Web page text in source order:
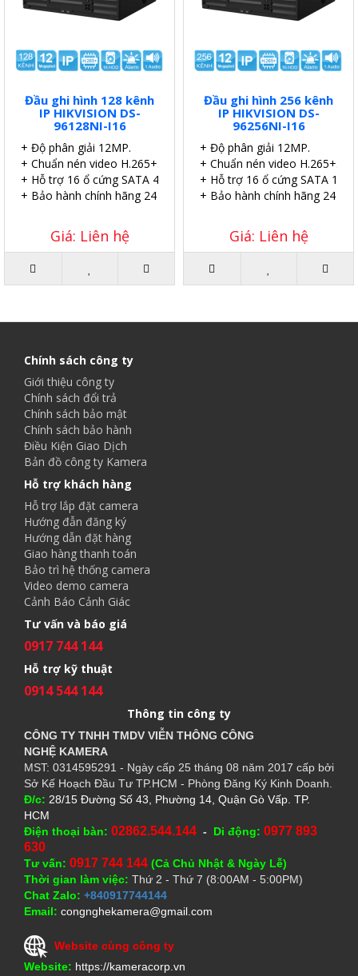
Đầu ghi hình 128 kênh
IP HIKVISION DS-
96128NI-I16
+ Độ phân giải 12MP.
+ Chuẩn nén video H.265+.
+ Hỗ trợ 16 ổ cứng SATA 4TB.
+ Bảo hành chính hãng 24 tháng.
Giá: Liên hệ
Đầu ghi hình 256 kênh
IP HIKVISION DS-
96256NI-I16
+ Độ phân giải 12MP.
+ Chuẩn nén video H.265+.
+ Hỗ trợ 16 ổ cứng SATA
+ Bảo hành chính hãng 24
Giá: Liên hệ
Chính sách công ty
Giới thiệu công ty
Chính sách đổi trả
Chính sách bảo mật
Chính sách bảo hành
Điều Kiện Giao Dịch
Bản đồ công ty Kamera
Hỗ trợ khách hàng
Hỗ trợ lắp đặt camera
Hướng đẫn đăng ký
Hướng dẫn đặt hàng
Giao hàng thanh toán
Bảo trì hệ thống camera
Video demo camera
Cảnh Báo Cảnh Giác
Tư vấn và báo giá
0917 744 144
Hỗ trợ kỹ thuật
0914 544 144
Thông tin công ty
CÔNG TY TNHH TMDV VIỄN THÔNG CÔNG
NGHỆ KAMERA
MST: 0314595291 - Ngày cấp 25 tháng 08 năm 2017 cấp bởi
Sở Kế Hoạch Đầu Tư TP.HCM - Phòng Đăng Ký Kinh Doanh.
Đ/c: 28/15 Đường Số 43, Phường 14, Quận Gò Vấp. TP.
HCM
Điện thoại bàn: 02862.544.144 - Di động: 0977 893
630
Tư vấn: 0917 744 144 (Cả Chủ Nhật & Ngày Lễ)
Thời gian làm việc: Thứ 2 - Thứ 7 (8:00AM - 5:00PM)
Chat Zalo: +840917744144
Email: congnghekamera@gmail.com
Website cùng công ty
Website: https://kameracorp.vn